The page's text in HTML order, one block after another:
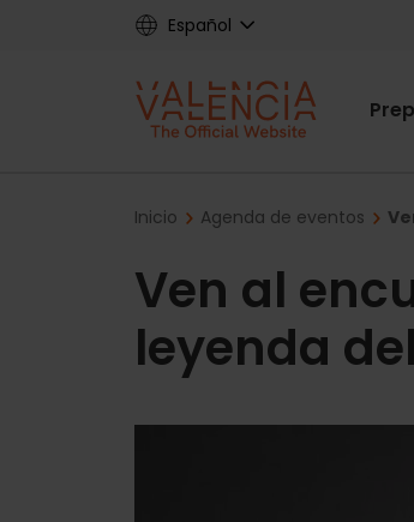
Español
Inicio Agenda de eventos
Ven al
leyenda